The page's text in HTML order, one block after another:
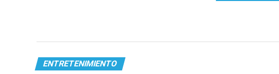
ENTRETENIMIENTO